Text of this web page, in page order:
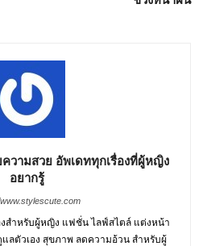
วามสวย อัพเดททุกเรื่องที่ผู้หญิง
อยากรู้
งสำหรับผู้หญิง แฟชั่น ไลฟ์สไตล์ แต่งหน้า
แลตัวเอง สุขภาพ ลดความอ้วน สำหรับผู้